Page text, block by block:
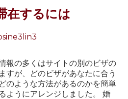
在するには
報の多くはサイトの別のビザの
すが、どのビザがあなたに合う
のような方法があるのかを簡単
ようにアレンジしました。 婚